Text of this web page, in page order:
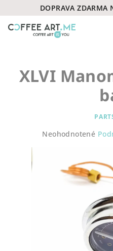
na
obsah
DOPRAVA ZDARMA
XLVI
Priemerné
Neohodnotené